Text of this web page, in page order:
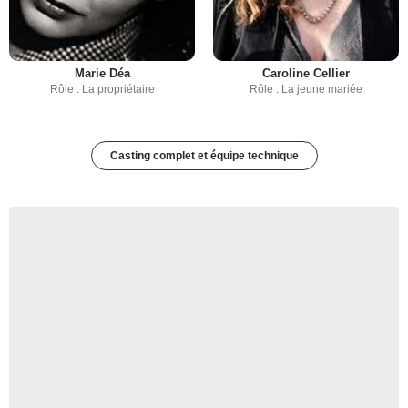
Marie Déa
Rôle : La propriétaire
Caroline Cellier
Rôle : La jeune mariée
Casting complet et équipe technique